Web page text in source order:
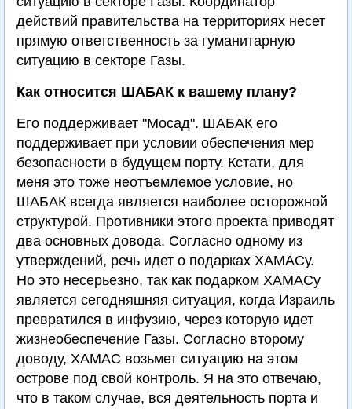
действий правительства на территориях несет
прямую ответственность за гуманитарную
ситуацию в секторе Газы.
Как относится ШАБАК к вашему плану?
Его поддерживает "Мосад". ШАБАК его
поддерживает при условии обеспечения мер
безопасности в будущем порту. Кстати, для
меня это тоже неотъемлемое условие, но
ШАБАК всегда является наиболее осторожной
структурой. Противники этого проекта приводят
два основных довода. Согласно одному из
утверждений, речь идет о подарках ХАМАСу.
Но это несерьезно, так как подарком ХАМАСу
является сегодняшняя ситуация, когда Израиль
превратился в инфузию, через которую идет
жизнеобеспечение Газы. Согласно второму
доводу, ХАМАС возьмет ситуацию на этом
острове под свой контроль. Я на это отвечаю,
что в таком случае, вся деятельность порта и